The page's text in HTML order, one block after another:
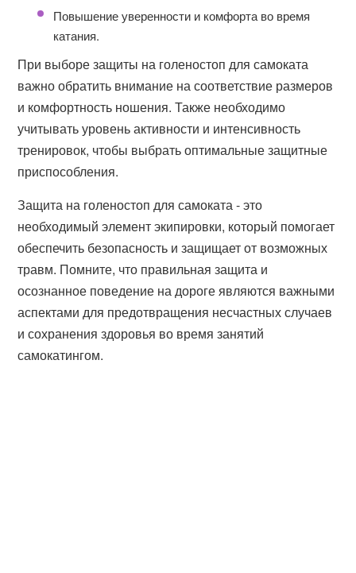
Повышение уверенности и комфорта во время
катания.
При выборе защиты на голеностоп для самоката
важно обратить внимание на соответствие размеров
и комфортность ношения. Также необходимо
учитывать уровень активности и интенсивность
тренировок, чтобы выбрать оптимальные защитные
приспособления.
Защита на голеностоп для самоката - это
необходимый элемент экипировки, который помогает
обеспечить безопасность и защищает от возможных
травм. Помните, что правильная защита и
осознанное поведение на дороге являются важными
аспектами для предотвращения несчастных случаев
и сохранения здоровья во время занятий
самокатингом.